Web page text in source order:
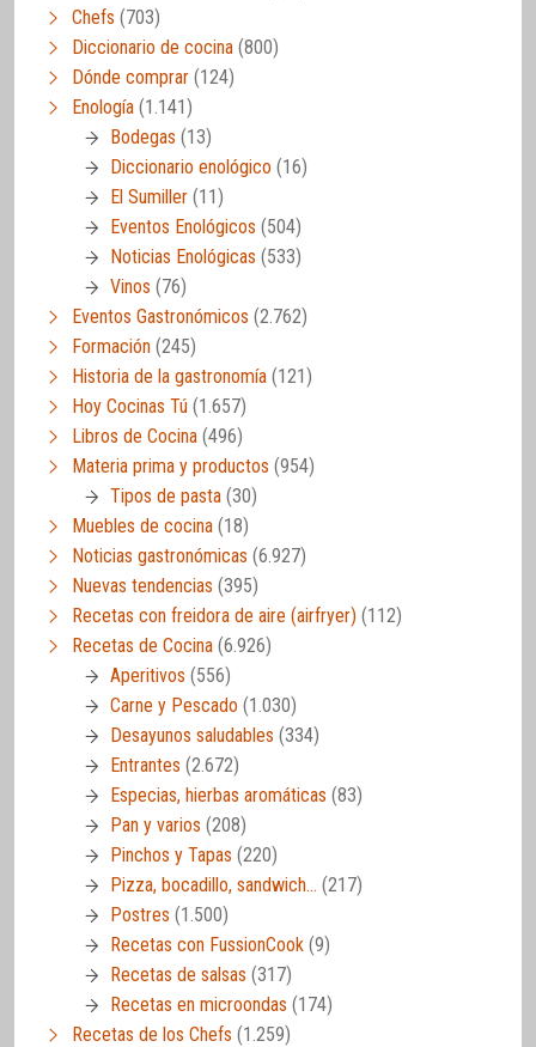
Chefs (703)
Diccionario de cocina (800)
Dónde comprar (124)
Enología (1.141)
Bodegas (13)
Diccionario enológico (16)
El Sumiller (11)
Eventos Enológicos (504)
Noticias Enológicas (533)
Vinos (76)
Eventos Gastronómicos (2.762)
Formación (245)
Historia de la gastronomía (121)
Hoy Cocinas Tú (1.657)
Libros de Cocina (496)
Materia prima y productos (954)
Tipos de pasta (30)
Muebles de cocina (18)
Noticias gastronómicas (6.927)
Nuevas tendencias (395)
Recetas con freidora de aire (airfryer) (112)
Recetas de Cocina (6.926)
Aperitivos (556)
Carne y Pescado (1.030)
Desayunos saludables (334)
Entrantes (2.672)
Especias, hierbas aromáticas (83)
Pan y varios (208)
Pinchos y Tapas (220)
Pizza, bocadillo, sandwich… (217)
Postres (1.500)
Recetas con FussionCook (9)
Recetas de salsas (317)
Recetas en microondas (174)
Recetas de los Chefs (1.259)